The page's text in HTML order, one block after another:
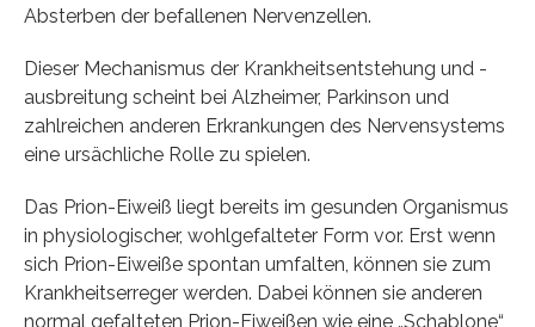
Absterben der befallenen Nervenzellen.
Dieser Mechanismus der Krankheitsentstehung und -
ausbreitung scheint bei Alzheimer, Parkinson und
zahlreichen anderen Erkrankungen des Nervensystems
eine ursächliche Rolle zu spielen.
Das Prion-Eiweiß liegt bereits im gesunden Organismus
in physiologischer, wohlgefalteter Form vor. Erst wenn
sich Prion-Eiweiße spontan umfalten, können sie zum
Krankheitserreger werden. Dabei können sie anderen
normal gefalteten Prion-Eiweißen wie eine „Schablone“